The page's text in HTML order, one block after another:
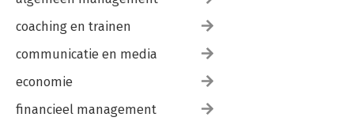
coaching en trainen
communicatie en media
economie
financieel management